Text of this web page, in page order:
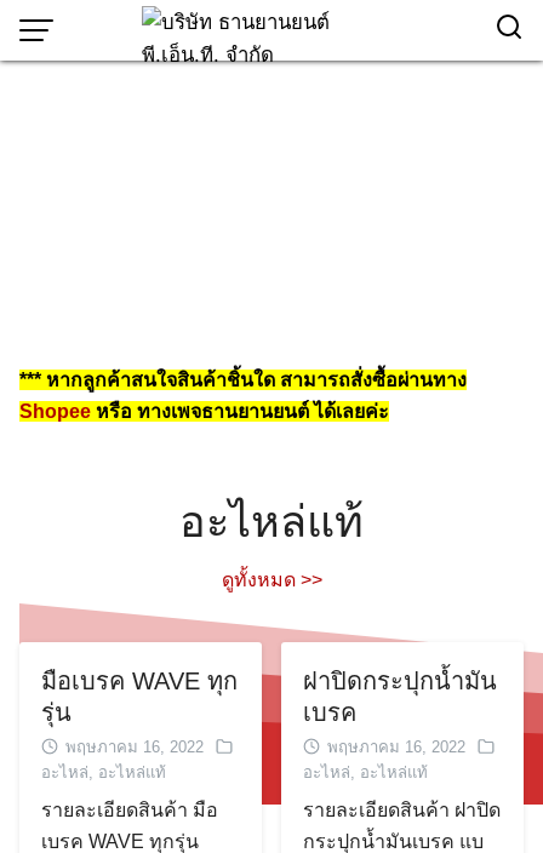
*** หากลูกค้าสนใจสินค้าชิ้นใด สามารถสั่งซื้อผ่านทาง
Shopee หรือ ทางเพจธานยานยนต์ ได้เลยค่ะ
อะไหล่แท้
ดูทั้งหมด >>
มือเบรค WAVE ทุก
รุ่น
พฤษภาคม 16, 2022
อะไหล่
อะไหล่แท้
รายละเอียดสินค้า มือ
เบรค WAVE ทุกรุ่น
ฝาปิดกระปุกน้ำมัน
เบรค
พฤษภาคม 16, 2022
อะไหล่
อะไหล่แท้
รายละเอียดสินค้า ฝาปิด
กระปุกน้ำมันเบรค แบ